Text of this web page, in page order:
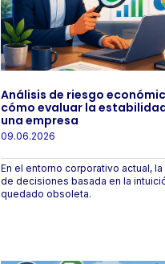
Análisis de riesgo
cómo evaluar la
una empresa
09.06.2026
En el entorno corporativo actual, la
de decisiones basada en la
quedado obsoleta.